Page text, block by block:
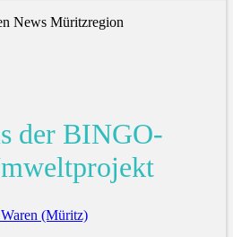
der BINGO-